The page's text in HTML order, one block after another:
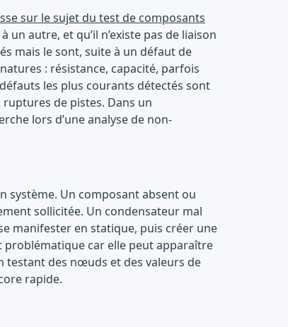
sur le sujet du test de composants
autre, et qu’il n’existe pas de liaison
mais le sont, suite à un défaut de
: résistance, capacité, parfois
les plus courants détectés sont
de pistes. Dans un
lors d’une analyse de non-
système. Un composant absent ou
sollicitée. Un condensateur mal
manifester en statique, puis créer une
car elle peut apparaître
testant des nœuds et des valeurs de
rapide.